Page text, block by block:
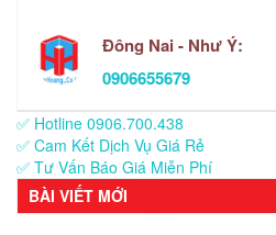
Đông Nai - Như Ý:
0906655679
✅ Hotline 0906.700.438
✅ Cam Kết Dịch Vụ Giá Rẻ
✅ Tư Vấn Báo Giá Miễn Phí
BÀI VIẾT MỚI